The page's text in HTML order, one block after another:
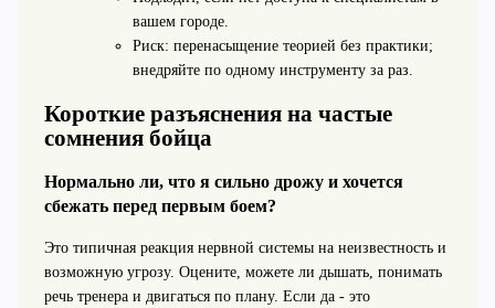
вашем городе.
Риск: перенасыщение теорией без практики;
внедряйте по одному инструменту за раз.
Короткие разъяснения на частые
сомнения бойца
Нормально ли, что я сильно дрожу и хочется
сбежать перед первым боем?
Это типичная реакция нервной системы на неизвестность и
возможную угрозу. Оцените, можете ли дышать, понимать
речь тренера и двигаться по плану. Если да - это